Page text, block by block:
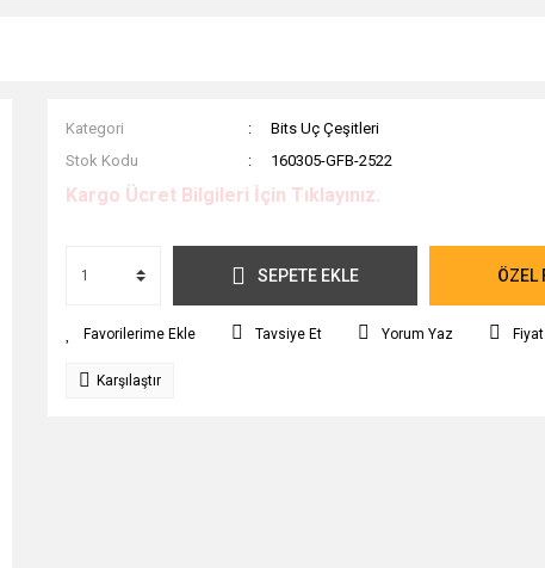
Kategori
Bits Uç Çeşitleri
Stok Kodu
160305-GFB-2522
Kargo Ücret Bilgileri İçin Tıklayınız.
SEPETE EKLE ÖZEL
Tavsiye Et Yorum Yaz
Karşılaştır